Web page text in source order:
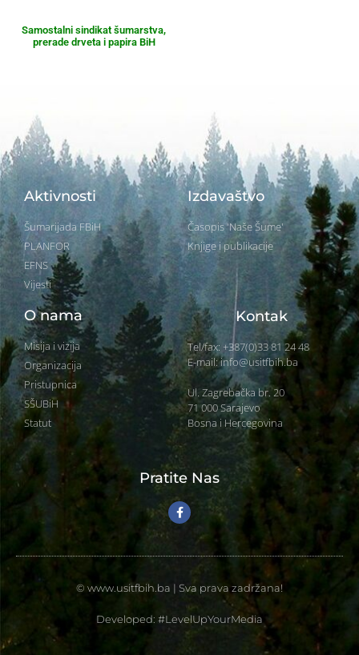
Samostalni sindikat šumarstva,
prerade drveta i papira BiH
Aktivnosti
Šumarijada FBiH
PLANFOR
EFNS
Vijesti
Izdavaštvo
Časopis 'Naše Šume'
Knjige i publikacije
O nama
Misija i vizija
Organizacija
Pristupnica
SŠUBiH
Statut
Kontak
Tel/fax: +387(0)33 81 24 48
E-mail: info@usitfbih.ba
Ul. Zagrebačka br. 20
71 000 Sarajevo
Bosna i Hercegovina
Pratite Nas
© www.usitfbih.ba | Sva prava zadržana!
Developed: #LevelUpYourMedia